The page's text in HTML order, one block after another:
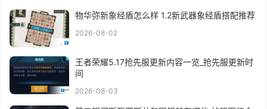
物华弥新象经盾怎么样 1.2新武器象经盾搭配推荐
2026-08-02
王者荣耀5.17抢先服更新内容一览_抢先服更新时
间
2026-08-03